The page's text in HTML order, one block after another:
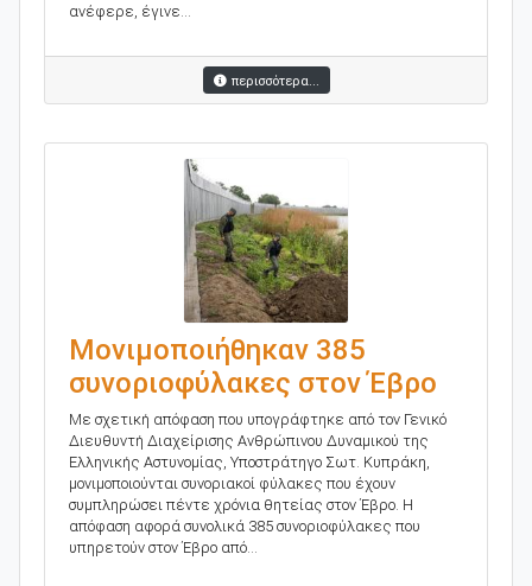
ανέφερε, έγινε...
περισσότερα...
Μονιμοποιήθηκαν 385
συνοριοφύλακες στον Έβρο
Με σχετική απόφαση που υπογράφτηκε από τον Γενικό
Διευθυντή Διαχείρισης Ανθρώπινου Δυναμικού της
Ελληνικής Αστυνομίας, Υποστράτηγο Σωτ. Κυπράκη,
μονιμοποιούνται συνοριακοί φύλακες που έχουν
συμπληρώσει πέντε χρόνια θητείας στον Έβρο. Η
απόφαση αφορά συνολικά 385 συνοριοφύλακες που
υπηρετούν στον Έβρο από...